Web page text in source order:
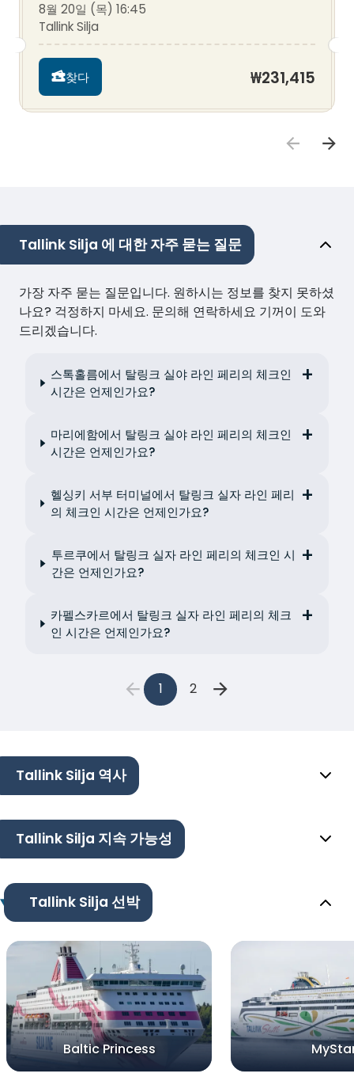
8월 20일 (목) 16:45
Tallink Silja
찾다 ₩231,415
Tallink Silja 에 대한 자주 묻는 질문
가장 자주 묻는 질문입니다. 원하시는 정보를 찾지 못하셨
나요? 걱정하지 마세요. 문의해 연락하세요 기꺼이 도와
드리겠습니다.
스톡홀름에서 탈링크 실야 라인 페리의 체크인
시간은 언제인가요?
마리에함에서 탈링크 실야 라인 페리의 체크인
시간은 언제인가요?
헬싱키 서부 터미널에서 탈링크 실자 라인 페리
의 체크인 시간은 언제인가요?
투르쿠에서 탈링크 실자 라인 페리의 체크인 시
간은 언제인가요?
카펠스카르에서 탈링크 실자 라인 페리의 체크
인 시간은 언제인가요?
1 2
Tallink Silja 역사
Tallink Silja 지속 가능성
Tallink Silja 선박
Baltic Princess